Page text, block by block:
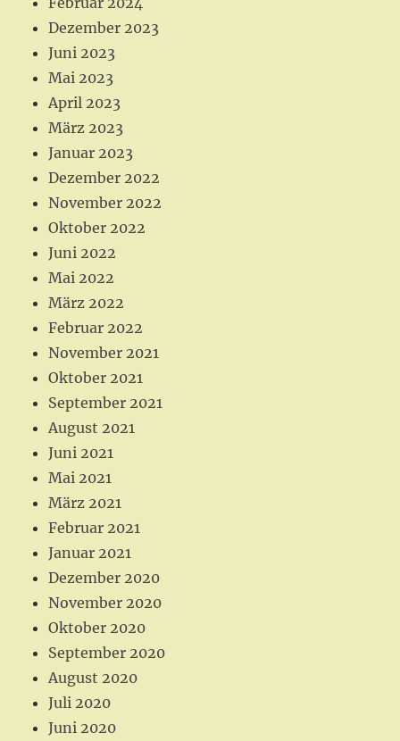
Dezember 2023
Juni 2023
Mai 2023
April 2023
März 2023
Januar 2023
Dezember 2022
November 2022
Oktober 2022
Juni 2022
Mai 2022
März 2022
Februar 2022
November 2021
Oktober 2021
September 2021
August 2021
Juni 2021
Mai 2021
März 2021
Februar 2021
Januar 2021
Dezember 2020
November 2020
Oktober 2020
September 2020
August 2020
Juli 2020
Juni 2020